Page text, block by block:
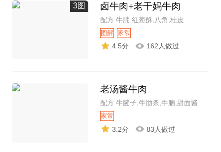
3图 卤牛肉+老干妈牛肉
配方:牛腩,红葱酥,八角,桂皮
图解 家常
4.5分 162人做过
老汤酱牛肉
配方:牛腱子,牛肋条,牛腩,甜面酱
家常
3.2分 83人做过